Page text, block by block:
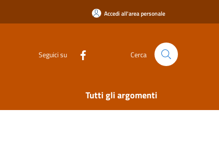
Accedi all'area personale
Seguici su Cerca
Tutti gli argomenti